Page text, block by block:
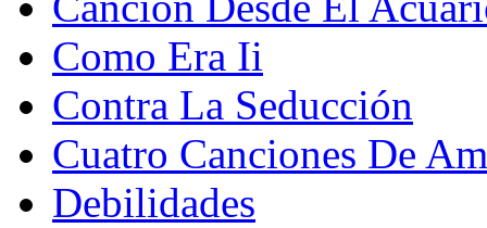
Como Era Ii
Contra La Seducción
Cuatro Canciones De
Debilidades